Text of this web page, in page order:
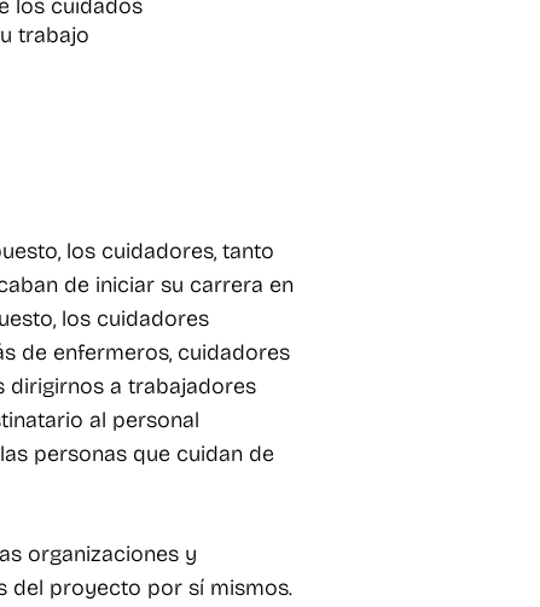
los cuidados
trabajo
los cuidadores, tanto
de iniciar su carrera en
los cuidadores
de enfermeros, cuidadores
dirigirnos a trabajadores
al personal
personas que cuidan de
organizaciones y
del proyecto por sí mismos.